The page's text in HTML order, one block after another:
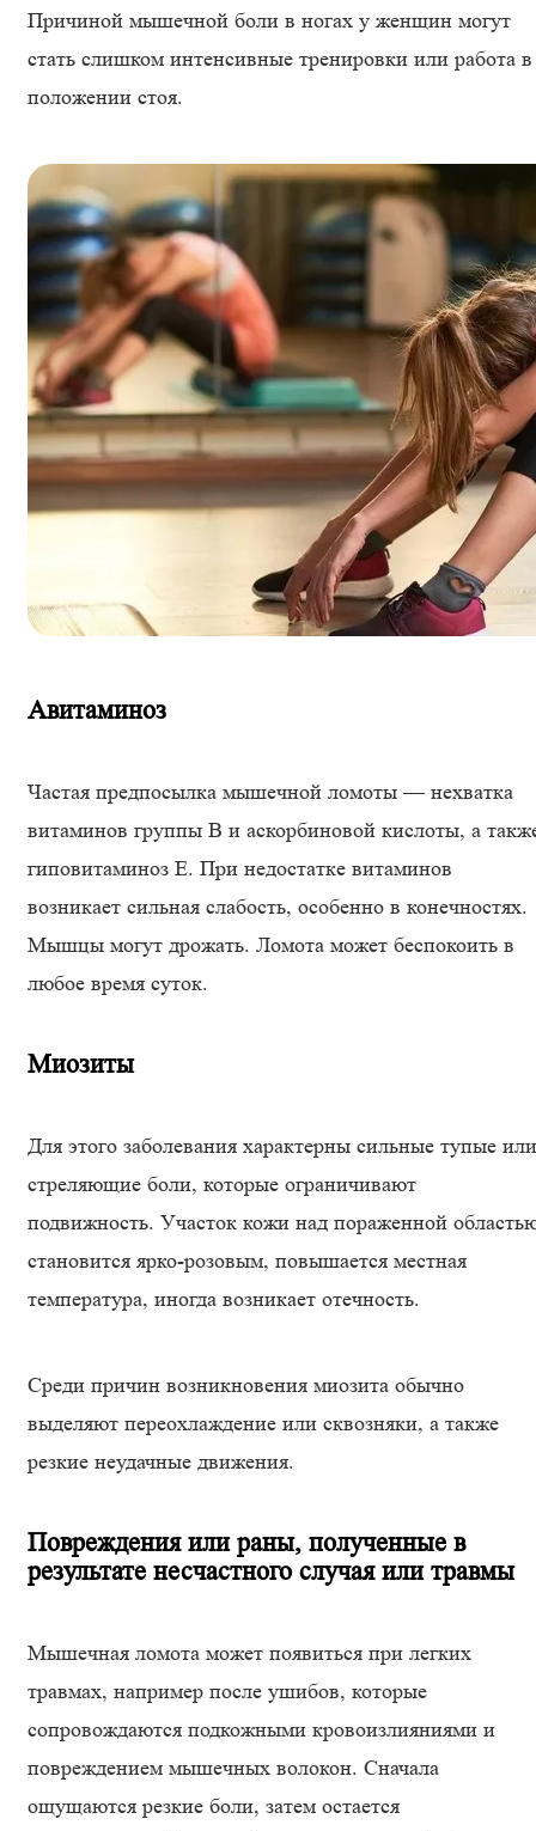
Причиной мышечной боли в ногах у женщин могут
стать слишком интенсивные тренировки или работа в
положении стоя.
Авитаминоз
Частая предпосылка мышечной ломоты — нехватка
витаминов группы В и аскорбиновой кислоты, а
гиповитаминоз Е. При недостатке витаминов
возникает сильная слабость, особенно в конечностях.
Мышцы могут дрожать. Ломота может беспокоить в
любое время суток.
Миозиты
Для этого заболевания характерны сильные тупые или
стреляющие боли, которые ограничивают
подвижность. Участок кожи над пораженной
становится ярко-розовым, повышается местная
температура, иногда возникает отечность.
Среди причин возникновения миозита обычно
выделяют переохлаждение или сквозняки, а также
резкие неудачные движения.
Повреждения или раны, полученные в
результате несчастного случая или травмы
Мышечная ломота может появиться при легких
травмах, например после ушибов, которые
сопровождаются подкожными кровоизлияниями и
повреждением мышечных волокон. Сначала
ощущаются резкие боли, затем остается